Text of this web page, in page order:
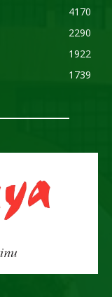
4170
2290
1922
1739